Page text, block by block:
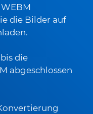
die Bilder auf
die
abgeschlossen